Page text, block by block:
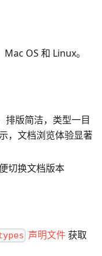
OS 和 Linux。
排版简洁，类型一目
，文档浏览体验显著
切换文档版本
声明文件获取